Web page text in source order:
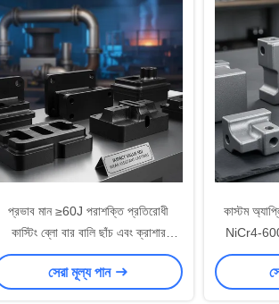
প্রভাব মান ≥60J পরাশক্তি প্রতিরোধী
কাস্টিং ব্লো বার বালি ছাঁচ এবং ক্রাশার
পরাশক্তি অংশের জন্য সেন্ট্রিফুগাল কাস্টিং
প্রক্রিয়া দ্বারা তৈরি
সেরা মূল্য পান
কাস্টম
NiCr4-
এমপিএ টান